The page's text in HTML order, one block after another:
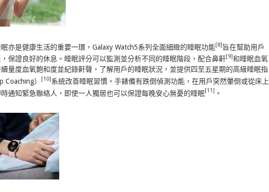
亦是健康生活的重要一環，Galaxy Watch5系列全面細緻的睡眠功能[8] 旨在幫助用戶
保證良好的休息。睡眠評分可以監測並分析不同的睡眠階段，配合鼻鼾[9]和睡眠血氧
量度血氧飽和度並紀錄鼾聲，了解用戶的睡眠狀況，並提供四至五星期的高級睡眠指
Coaching）
[10]系統改善睡眠習慣。手錶備有跌倒偵測功能，在用戶突然暈倒或從床上
通知緊急聯絡人，即使一人獨居也可以保證每晚安心無憂的睡眠[11] 。